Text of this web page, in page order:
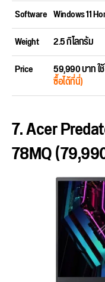
Software Windows 11
Weight
2.5 กิโลกรัม
Price
59,990 บาท ใ
ซื้อได้ที่นี่)
7. Acer
78MQ